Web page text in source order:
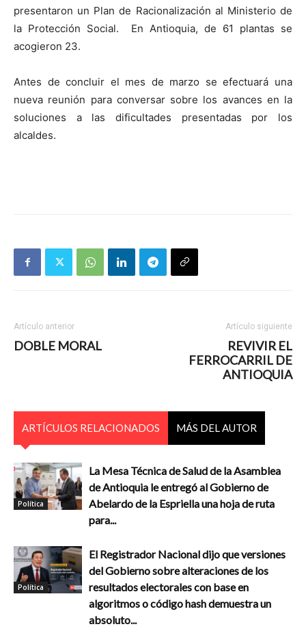
presentaron un Plan de Racionalización al Ministerio de
la Protección Social. En Antioquia, de 61 plantas se
acogieron 23.
Antes de concluir el mes de marzo se efectuará una
nueva reunión para conversar sobre los avances en la
soluciones a las dificultades presentadas por los
alcaldes.
Artículo anterior
DOBLE MORAL
Artículo siguiente
REVIVIR EL
FERROCARRIL DE
ANTIOQUIA
ARTÍCULOS RELACIONADOS MÁS DEL AUTOR
Política
La Mesa Técnica de Salud de la Asamblea
de Antioquia le entregó al Gobierno de
Abelardo de la Espriella una hoja de ruta
para...
Política
El Registrador Nacional dijo que versiones
del Gobierno sobre alteraciones de los
resultados electorales con base en
algoritmos o código hash demuestra un
absoluto...